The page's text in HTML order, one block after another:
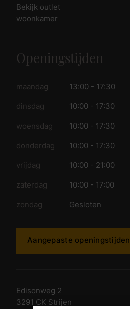
Bekijk outlet
woonkamer
Openingstijden
maandag 13:00 - 17:30
dinsdag 10:00 - 17:30
woensdag 10:00 - 17:30
donderdag 10:00 - 17:30
vrijdag 10:00 - 21:00
zaterdag 10:00 - 17:00
zondag Gesloten
Aangepaste openingstijden
Edisonweg 2
3291 CK Strijen